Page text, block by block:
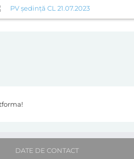
PV ședință CL 21.07.2023
DATE DE CONTACT